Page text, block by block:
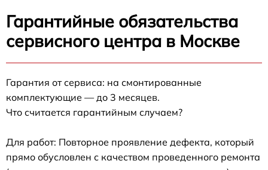
Гарантийные обязательства
сервисного центра в Москве
Гарантия от сервиса: на смонтированные
комплектующие — до 3 месяцев.
Что считается гарантийным случаем?
Для работ: Повторное проявление дефекта, который
прямо обусловлен с качеством проведенного ремонта